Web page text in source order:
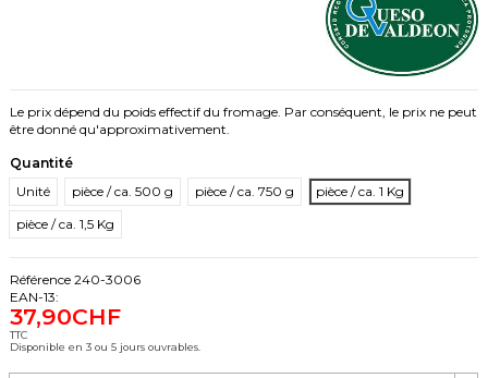
Le prix dépend du poids effectif du fromage. Par conséquent, le prix ne peut
être donné qu'approximativement.
Quantité
Unité
pièce / ca. 500 g pièce / ca. 750 g
pièce / ca. 1 Kg
pièce / ca. 1,5 Kg
Référence 240-3006
EAN-13:
37,90CHF
TTC
Disponible en 3 ou 5 jours ouvrables.